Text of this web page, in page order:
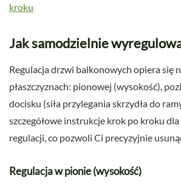
kroku
Jak samodzielnie
Regulacja drzwi balkonowych opiera się
płaszczyznach: pionowej (wysokość),
docisku (siła przylegania skrzydła do
szczegółowe instrukcje krok po kroku
regulacji, co pozwoli Ci precyzyjnie
Regulacja w pionie (wysokość)